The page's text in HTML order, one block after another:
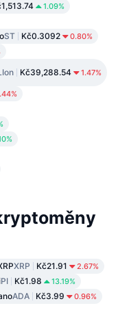
1.09%
ST Kč0.3092 0.80%
Kč39,288.54 1.47%
XRP Kč21.91 2.67%
PI Kč1.98 13.19%
ADA Kč3.99 0.96%